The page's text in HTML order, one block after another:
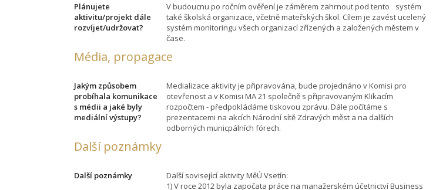
Plánujete
aktivitu/projekt dále
rozvíjet/udržovat?
V budoucnu po ročním ověření je záměrem zahrnout pod tento systém
také školská organizace, včetně mateřských škol. Cílem je zavést ucelený
systém monitoringu všech organizací zřízených a založených městem v
čase.
Média, propagace
Jakým způsobem
probíhala komunikace
s médii a jaké byly
mediální výstupy?
Medializace aktivity je připravována, bude projednáno v Komisi pro
otevřenost a v Komisi MA 21 společně s připravovaným Klikacím
rozpočtem - předpokládáme tiskovou zprávu. Dále počítáme s
prezentacemi na akcích Národní sítě Zdravých měst a na dalších
odborných municpálních fórech.
Další poznámky
Další poznámky
Další sovisející aktivity MěÚ Vsetín:
1) V roce 2012 byla započata práce na manažerském účetnictví Business